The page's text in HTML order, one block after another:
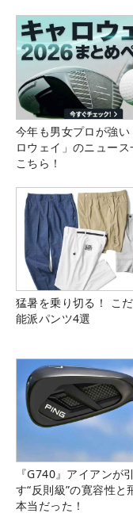
今年も男女プロが強い
ロウェイ」のニュース
こちら！
猛暑を乗り切る！ こ
能派パンツ4選
『G740』アイアンが
す“反則級”の寛容性と
本当だった！